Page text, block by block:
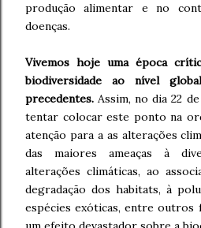
produção alimentar e no
doenças.
Vivemos hoje uma época
biodiversidade ao nível
precedentes.Assim, no dia 22
tentar colocar este ponto na
atenção para a as alterações
das maiores ameaças à
alterações climáticas, ao
degradação dos habitats, à
espécies exóticas, entre outros